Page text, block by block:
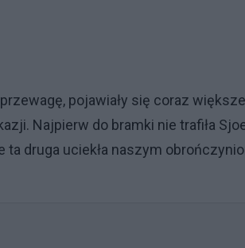
pojawiały się coraz większe
Najpierw do bramki nie trafiła
ta druga uciekła naszym